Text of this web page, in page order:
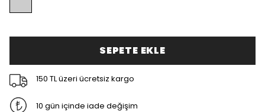
SEPETE EKLE
150 TL üzeri ücretsiz kargo
10 gün içinde iade değişim